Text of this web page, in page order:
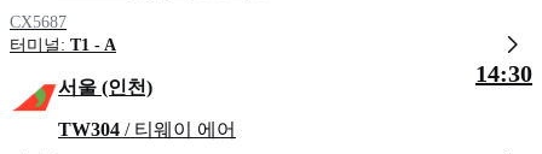
CX5687
터미널: T1 - A
서울 (인천)
TW304 / 티웨이 에어
14:30